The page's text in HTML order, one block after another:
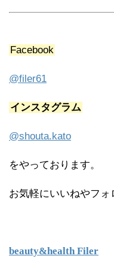
Facebook
@filer61
インスタグラム
@shouta.kato
をやっております。
お気軽にいいねやフ
beauty&health Filer